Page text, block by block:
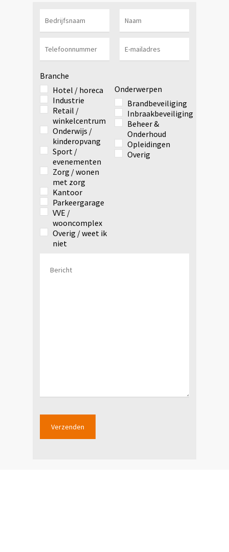
Branche
Hotel / horeca
Industrie
Retail /
winkelcentrum
Onderwijs /
kinderopvang
Sport /
evenementen
Zorg / wonen
met zorg
Kantoor
Parkeergarage
VVE /
wooncomplex
Overig / weet ik
niet
Onderwerpen
Brandbeveiliging
Inbraakbeveiliging
Beheer &
Onderhoud
Opleidingen
Overig